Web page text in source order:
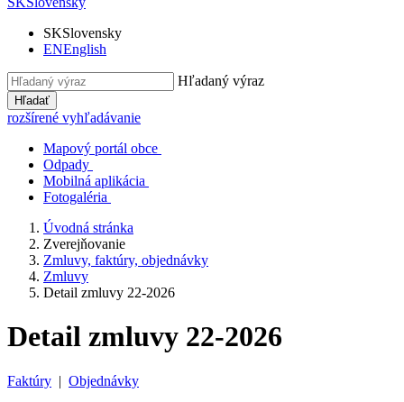
SKSlovensky
ENEnglish
Hľadaný výraz
Hľadať
rozšírené vyhľadávanie
Mapový portál obce
Odpady
Mobilná aplikácia
Fotogaléria
Úvodná stránka
Zverejňovanie
Zmluvy, faktúry, objednávky
Zmluvy
Detail zmluvy 22-2026
Detail zmluvy 22-2026
Faktúry | Objednávky